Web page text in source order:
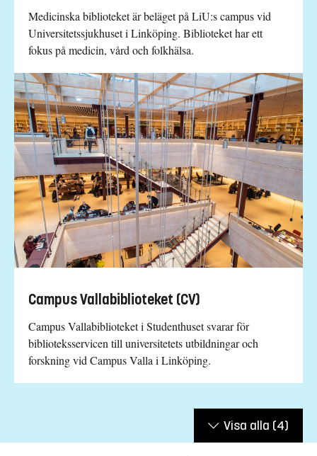
Medicinska biblioteket är beläget på LiU:s campus vid
Universitetssjukhuset i Linköping. Biblioteket har ett
fokus på medicin, vård och folkhälsa.
Campus Vallabiblioteket (CV)
Campus Vallabiblioteket i Studenthuset svarar för
biblioteksservicen till universitetets utbildningar och
forskning vid Campus Valla i Linköping.
Visa alla (4)